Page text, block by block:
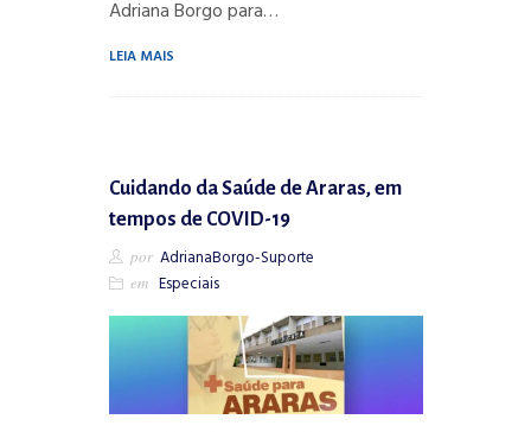
Adriana Borgo para…
LEIA MAIS
Cuidando da Saúde de Araras, em
tempos de COVID-19
por AdrianaBorgo-Suporte
em Especiais